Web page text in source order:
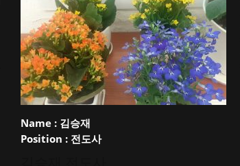
Name :김승재
Position :전도사